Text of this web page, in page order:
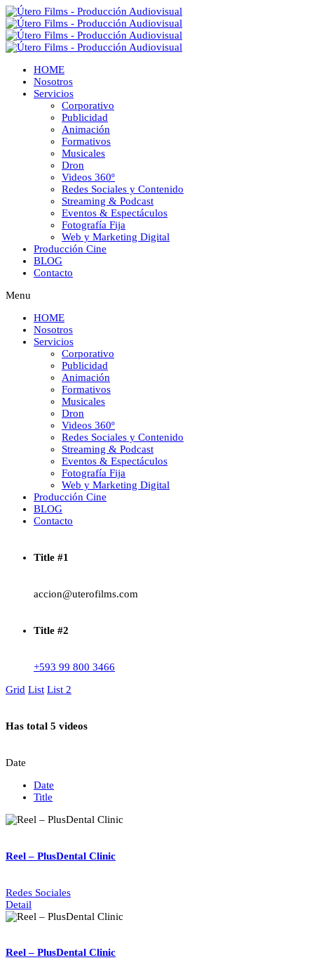
HOME
Nosotros
Servicios
Corporativo
Publicidad
Animación
Formativos
Musicales
Dron
Videos 360º
Redes Sociales y Contenido
Streaming & Podcast
Eventos & Espectáculos
Fotografía Fija
Web y Marketing Digital
Producción Cine
BLOG
Contacto
Menu
HOME
Nosotros
Servicios
Corporativo
Publicidad
Animación
Formativos
Musicales
Dron
Videos 360º
Redes Sociales y Contenido
Streaming & Podcast
Eventos & Espectáculos
Fotografía Fija
Web y Marketing Digital
Producción Cine
BLOG
Contacto
Title #1
accion@uterofilms.com
Title #2
+593 99 800 3466
Grid List List 2
Has total 5 videos
Date
Date
Title
Reel – PlusDental Clinic
Redes Sociales
Detail
Reel – PlusDental Clinic